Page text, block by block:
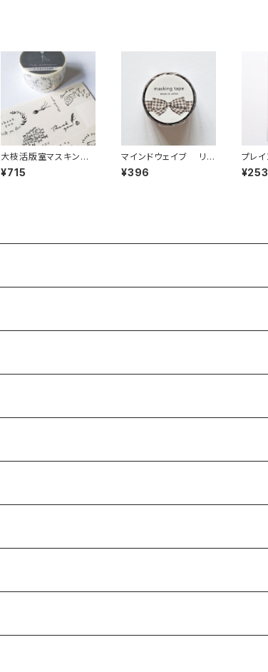
大枝活版室マスキング
テープ 7PATTERN
THANK YOU 花
¥715
マインドウェイブ リボ
ンマスキングテープ ダ
イカット95585 ギンガ
¥396
プレ
1854
る グ
¥253